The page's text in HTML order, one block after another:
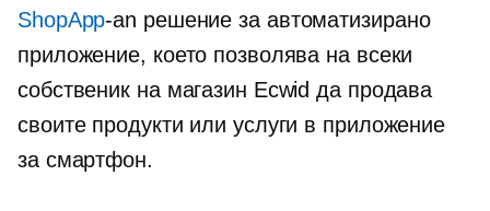
ShopApp-an решение за автоматизирано
приложение, което позволява на всеки
собственик на магазин Ecwid да продава
своите продукти или услуги в приложение
за смартфон.